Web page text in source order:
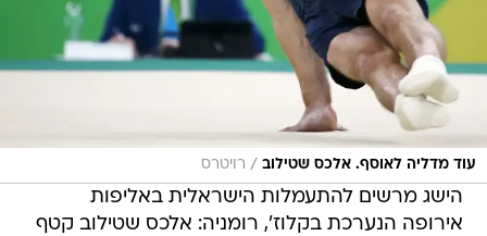
עוד מדליה לאוסף. אלכס שטילוב / רויטרס
הישג מרשים להתעמלות הישראלית באליפות
אירופה הנערכת בקלוז', רומניה: אלכס שטילוב קטף